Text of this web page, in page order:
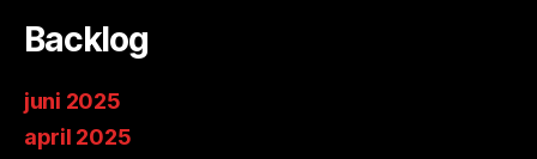
Backlog
juni 2025
april 2025